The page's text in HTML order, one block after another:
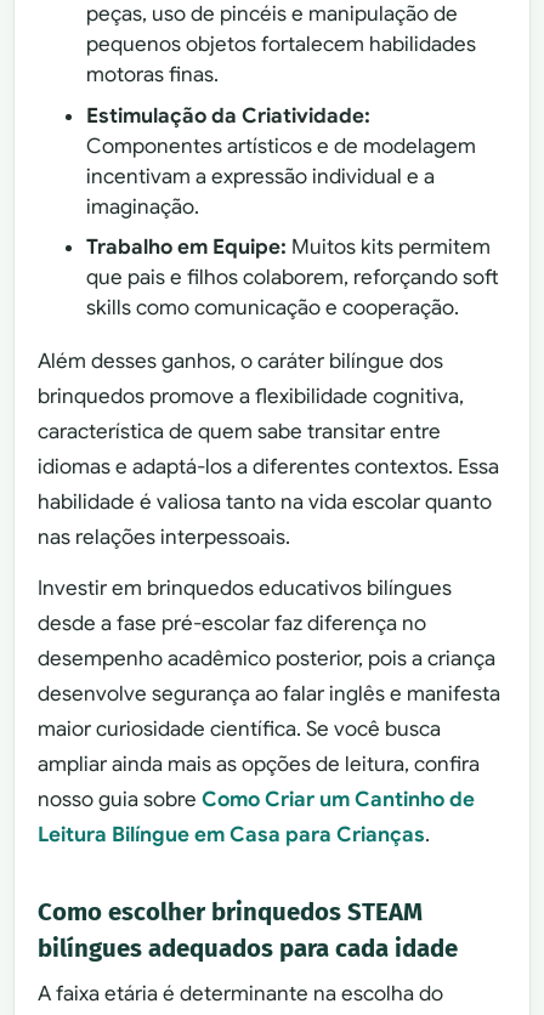
peças, uso de pincéis e manipulação de
pequenos objetos fortalecem habilidades
motoras finas.
Estimulação da Criatividade:
Componentes artísticos e de modelagem
incentivam a expressão individual e a
imaginação.
Trabalho em Equipe: Muitos kits permitem
que pais e filhos colaborem, reforçando soft
skills como comunicação e cooperação.
Além desses ganhos, o caráter bilíngue dos
brinquedos promove a flexibilidade cognitiva,
característica de quem sabe transitar entre
idiomas e adaptá-los a diferentes contextos. Essa
habilidade é valiosa tanto na vida escolar quanto
nas relações interpessoais.
Investir em brinquedos educativos bilíngues
desde a fase pré-escolar faz diferença no
desempenho acadêmico posterior, pois a criança
desenvolve segurança ao falar inglês e manifesta
maior curiosidade científica. Se você busca
ampliar ainda mais as opções de leitura, confira
nosso guia sobreComo Criar um Cantinho de
Leitura Bilíngue em Casa para Crianças.
Como escolher brinquedos STEAM
bilíngues adequados para cada idade
A faixa etária é determinante na escolha do